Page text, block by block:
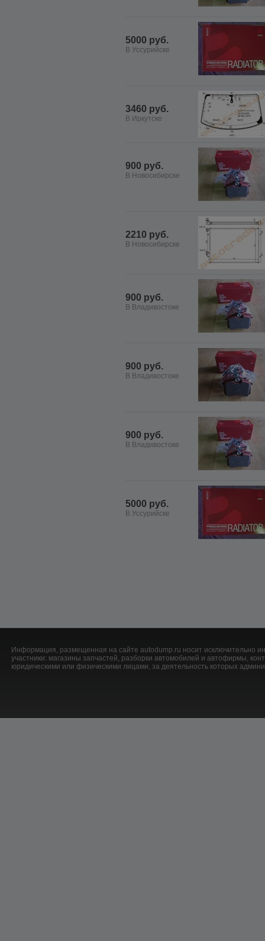
5000 руб.
В Уссурийске
3460 руб.
В Иркутске
900 руб.
В Новосибирске
2210 руб.
В Новосибирске
900 руб.
В Владивостоке
900 руб.
В Владивостоке
900 руб.
В Владивостоке
5000 руб.
В Уссурийске
Информация, размещенная на сайте autodump.ru носит исключительно
участники: магазины запчастей, разборки автомобилей и автофирмы,
юридическими или физическими лицами, за деятельность которых